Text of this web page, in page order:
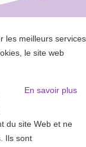
les meilleurs services
le site web
En savoir plus
du site Web et ne
Ils sont